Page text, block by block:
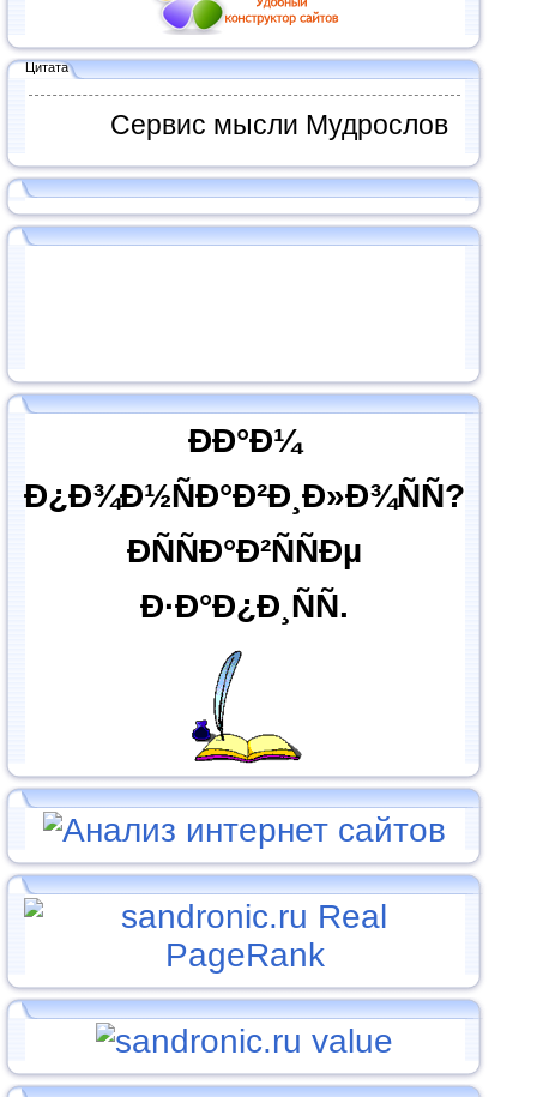
Цитата
Сервис мысли Мудрослов
ÐÐ°Ð¼
Ð¿Ð¾Ð½ÑÐ°Ð²Ð¸Ð»Ð¾ÑÑ?
ÐÑÑÐ°Ð²ÑÑÐµ
Ð·Ð°Ð¿Ð¸ÑÑ.